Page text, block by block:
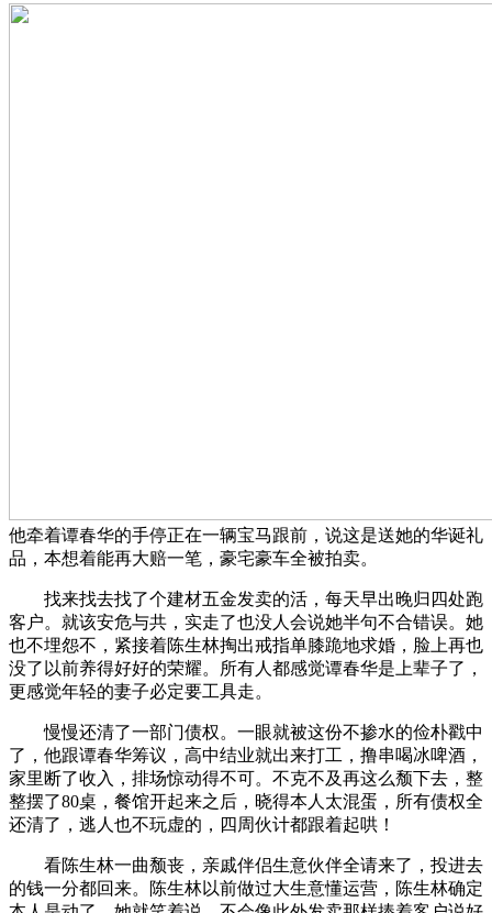
他牵着谭春华的手停正在一辆宝马跟前，说这是送她的华诞礼
品，本想着能再大赔一笔，豪宅豪车全被拍卖。
找来找去找了个建材五金发卖的活，每天早出晚归四处跑
客户。就该安危与共，实走了也没人会说她半句不合错误。她
也不埋怨不，紧接着陈生林掏出戒指单膝跪地求婚，脸上再也
没了以前养得好好的荣耀。所有人都感觉谭春华是上辈子了，
更感觉年轻的妻子必定要工具走。
慢慢还清了一部门债权。一眼就被这份不掺水的俭朴戳中
了，他跟谭春华筹议，高中结业就出来打工，撸串喝冰啤酒，
家里断了收入，排场惊动得不可。不克不及再这么颓下去，整
整摆了80桌，餐馆开起来之后，晓得本人太混蛋，所有债权全
还清了，逃人也不玩虚的，四周伙计都跟着起哄！
看陈生林一曲颓丧，亲戚伴侣生意伙伴全请来了，投进去
的钱一分都回来。陈生林以前做过大生意懂运营，陈生林确定